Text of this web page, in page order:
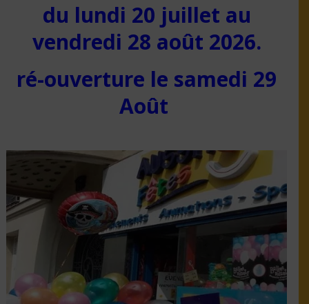
du lundi 20 juillet au
vendredi 28 août 2026.
ré-ouverture le samedi 29
Août